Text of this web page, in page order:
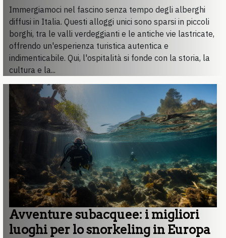
Immergiamoci nel fascino senza tempo degli alberghi
diffusi in Italia. Questi alloggi unici sono sparsi in piccoli
borghi, tra le valli verdeggianti e le antiche vie lastricate,
offrendo un'esperienza turistica autentica e
indimenticabile. Qui, l'ospitalità si fonde con la storia, la
cultura e la...
Avventure subacquee: i migliori
luoghi per lo snorkeling in Europa